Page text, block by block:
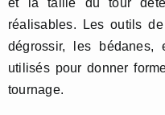
réalisables. Les outils
dégrossir, les
utilisés pour donner
tournage.